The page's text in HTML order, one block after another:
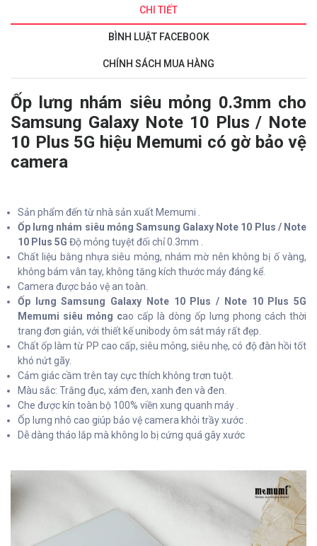
CHI TIẾT
BÌNH LUẬT FACEBOOK
CHÍNH SÁCH MUA HÀNG
Ốp lưng nhám siêu mỏng 0.3mm cho
Samsung Galaxy Note 10 Plus / Note
10 Plus 5G hiệu Memumi có gờ bảo vệ
camera
Sản phẩm đến từ nhà sản xuất Memumi .
Ốp lưng nhám siêu mỏng Samsung Galaxy Note 10 Plus / Note
10 Plus 5G Độ mỏng tuyệt đối chỉ 0.3mm .
Chất liệu bằng nhựa siêu mỏng, nhám mờ nên không bị ố vàng,
không bám vân tay, không tăng kích thước máy đáng kể.
Camera được bảo vệ an toàn.
Ốp lưng Samsung Galaxy Note 10 Plus / Note 10 Plus 5G
Memumi siêu mỏng cao cấp là dòng ốp lưng phong cách thời
trang đơn giản, với thiết kế unibody ôm sát máy rất đẹp.
Chất ốp làm từ PP cao cấp, siêu mỏng, siêu nhẹ, có độ đàn hồi tốt
khó nứt gãy.
Cảm giác cầm trên tay cực thích không trơn tuột.
Màu sắc: Trắng đục, xám đen, xanh đen và đen.
Che được kín toàn bộ 100% viền xung quanh máy .
Ốp lưng nhô cao giúp bảo vệ camera khỏi trầy xước .
Dễ dàng tháo lắp mà không lo bị cứng quá gây xước